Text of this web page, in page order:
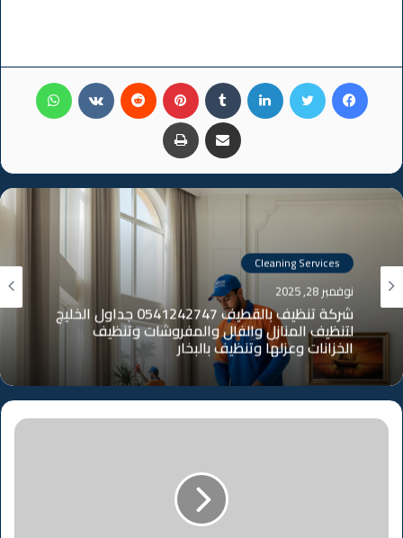
فيسبوك تويتر لينكدإن بينتيريست
مشاركة عبر البريد
طباعة
Cleaning Services
نوفمبر 28, 2025
شركة تنظيف بالقطيف 0541242747 جداول الخليج
Cleaning Services
نوفمبر 28, 2025
شركة تنظيف بالاحساء 0541242747 جداول الخليج
لتنظيف المنازل والفلل والمفروشات وتنظيف
الخزانات وعزلها وتنظيف بالبخار